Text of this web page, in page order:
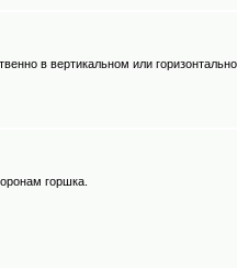
в вертикальном или
горшка.